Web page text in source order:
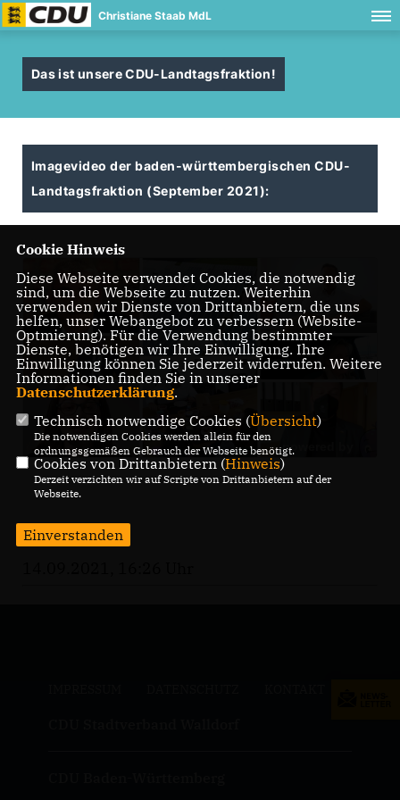
Christiane Staab MdL
Das ist unsere CDU-Landtagsfraktion!
Imagevideo der baden-württembergischen CDU-
Landtagsfraktion (September 2021):
Cookie Hinweis
Diese Webseite verwendet Cookies, die notwendig
sind, um die Webseite zu nutzen. Weiterhin
verwenden wir Dienste von Drittanbietern, die uns
helfen, unser Webangebot zu verbessern (Website-
Optmierung). Für die Verwendung bestimmter
Dienste, benötigen wir Ihre Einwilligung. Ihre
Einwilligung können Sie jederzeit widerrufen. Weitere
Informationen finden Sie in unserer
Datenschutzerklärung.
Technisch notwendige Cookies (Übersicht)
Die notwendigen Cookies werden allein für den
ordnungsgemäßen Gebrauch der Webseite benötigt.
Cookies von Drittanbietern (Hinweis)
Derzeit verzichten wir auf Scripte von Drittanbietern auf der
Webseite.
Einverstanden